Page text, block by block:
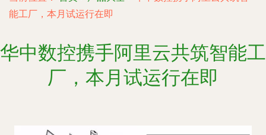
能工厂，本月试运行在即
华中数控携手阿里云共筑智能工
厂，本月试运行在即